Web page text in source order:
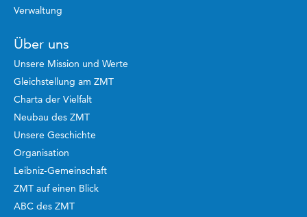
Verwaltung
Über uns
Unsere Mission und Werte
Gleichstellung am ZMT
Charta der Vielfalt
Neubau des ZMT
Unsere Geschichte
Organisation
Leibniz-Gemeinschaft
ZMT auf einen Blick
ABC des ZMT